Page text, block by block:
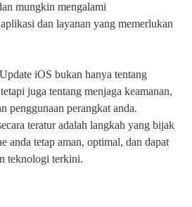
mungkin mengalami
dan layanan yang memerlukan
iOS bukan hanya tentang
juga tentang menjaga keamanan,
penggunaan perangkat anda.
teratur adalah langkah yang bijak
anda tetap aman, optimal, dan dapat
teknologi terkini.